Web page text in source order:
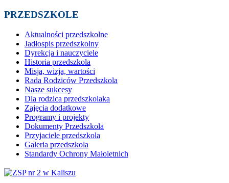
PRZEDSZKOLE
Aktualności przedszkolne
Jadłospis przedszkolny
Dyrekcja i nauczyciele
Historia przedszkola
Misja, wizja, wartości
Rada Rodziców Przedszkola
Nasze sukcesy
Dla rodzica przedszkolaka
Zajęcia dodatkowe
Programy i projekty
Dokumenty Przedszkola
Przyjaciele przedszkola
Galeria przedszkola
Standardy Ochrony Małoletnich